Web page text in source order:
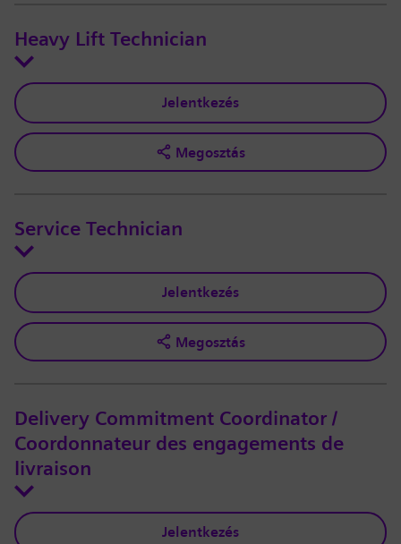
Heavy Lift Technician
Jelentkezés
Megosztás
Service Technician
Jelentkezés
Megosztás
Delivery Commitment Coordinator /
Coordonnateur des engagements de
livraison
Jelentkezés